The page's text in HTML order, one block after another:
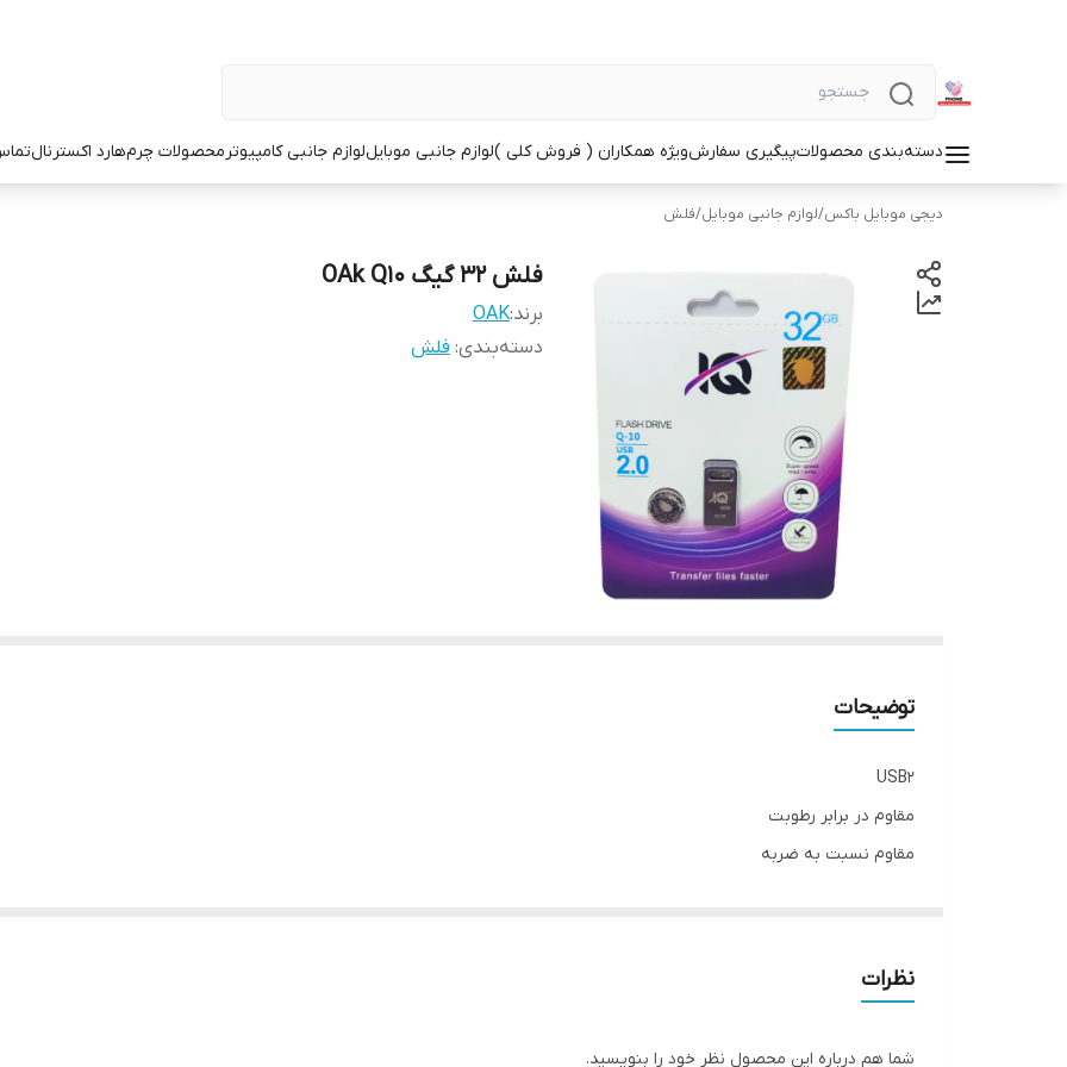
دسته‌بندی محصولاتپیگیری سفارشویژه همکاران ( فروش کلی )لوازم جانبی موبایللوازم جانبی کامپیوترمحصولات چرمهارد اکسترنال
دیجی موبایل باکس/لوازم جانبی موبایل/فلش
فلش 32 گیگ OAk Q10
برند:OAK
دسته‌بندی: فلش
توضیحات
USB2
مقاوم در برابر رطوبت
مقاوم نسبت به ضربه
نظرات
شما هم درباره این محصول نظر خود را بنویسید.